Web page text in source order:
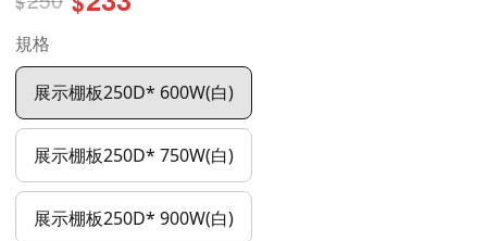
規格
展示棚板250D* 600W(白)
展示棚板250D* 750W(白)
展示棚板250D* 900W(白)